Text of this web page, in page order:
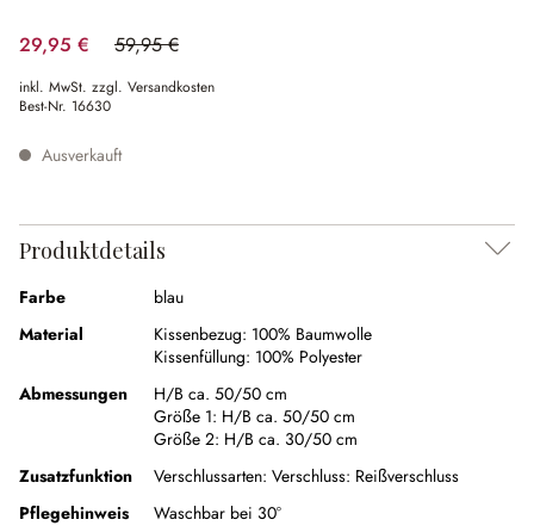
29,95 € 59,95 €
(50.04% gespart)
inkl. MwSt. zzgl. Versandkosten
Best-Nr. 16630
Ausverkauft
Produktdetails
Farbe
blau
Material
Kissenbezug: 100% Baumwolle
Kissenfüllung: 100% Polyester
Abmessungen
H/B ca. 50/50 cm
Größe 1: H/B ca. 50/50 cm
Größe 2: H/B ca. 30/50 cm
Zusatzfunktion
Verschlussarten: Verschluss: Reißverschluss
Pflegehinweis
Waschbar bei 30°